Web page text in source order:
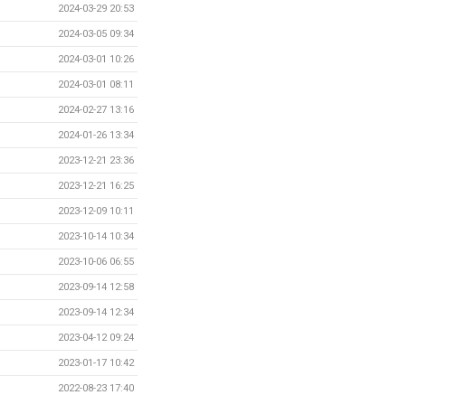
2024-03-29 20:53
2024-03-05 09:34
2024-03-01 10:26
2024-03-01 08:11
2024-02-27 13:16
2024-01-26 13:34
2023-12-21 23:36
2023-12-21 16:25
2023-12-09 10:11
2023-10-14 10:34
2023-10-06 06:55
2023-09-14 12:58
2023-09-14 12:34
2023-04-12 09:24
2023-01-17 10:42
2022-08-23 17:40